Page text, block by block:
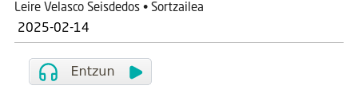
Leire Velasco Seisdedos • Sortzailea
2025-02-14